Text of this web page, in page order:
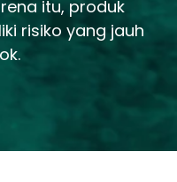
itu, produk
risiko yang jauh